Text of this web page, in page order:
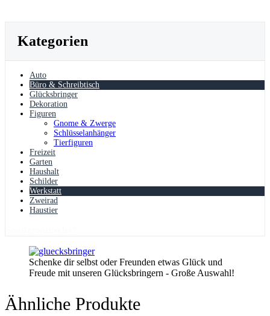
Kategorien
Auto
Büro & Schreibtisch
Glücksbringer
Dekoration
Figuren
Gnome & Zwerge
Schlüsselanhänger
Tierfiguren
Freizeit
Garten
Haushalt
Schilder
Werkstatt
Zweirad
Haustier
Schenke dir selbst oder Freunden etwas Glück und
Freude mit unseren Glücksbringern - Große Auswahl!
Ähnliche Produkte